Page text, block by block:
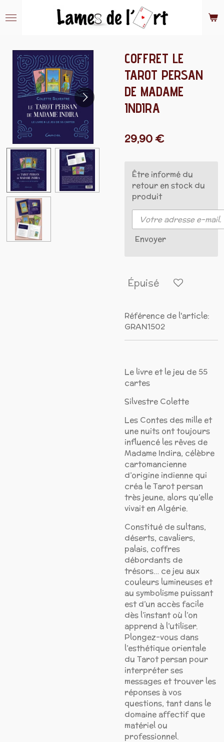
au
COFFRET LE
TAROT PERSAN
DE MADAME
INDIRA
29,90 €
Être informé du
retour en stock du
produit
Envoyer
Épuisé
Référence de l'article:
GRAN1502
Le livre et le jeu de 55
cartes
Silvestre Colette
Les Contes des mille et
une nuits ont toujours
influencé les rêves de
Madame Indira, célèbre
cartomancienne
d’origine indienne qui
créa le Tarot persan
très jeune, alors qu’elle
vivait en Algérie.
Constitué de sultans,
déserts, cavaliers,
palais, coffres
débordants de
trésors… ce jeu aux
couleurs lumineuses et
au symbolisme puissant
est d’un accès facile
dès l’instant où l’on
apprend à l’utiliser.
Plongez-vous dans
l’esthétique orientale
du Tarot persan pour
interpréter ses
messages et trouver les
réponses à vos
questions, tant dans le
domaine affectif que
matériel ou
professionnel.